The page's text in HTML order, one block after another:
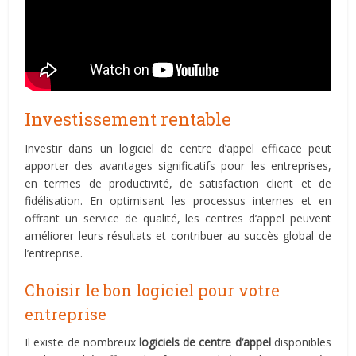
Investissement rentable
Investir dans un logiciel de centre d’appel efficace peut
apporter des avantages significatifs pour les entreprises,
en termes de productivité, de satisfaction client et de
fidélisation. En optimisant les processus internes et en
offrant un service de qualité, les centres d’appel peuvent
améliorer leurs résultats et contribuer au succès global de
l’entreprise.
Choisir le bon logiciel pour votre
entreprise
Il existe de nombreux logiciels de centre d’appeldisponibles